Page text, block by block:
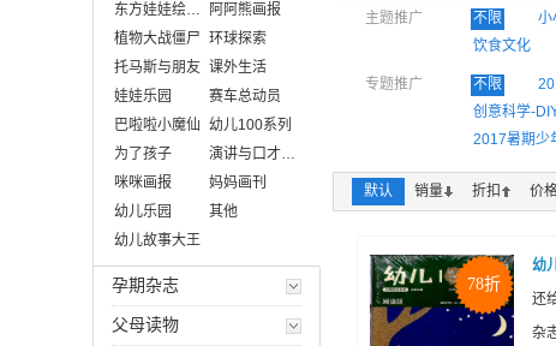
东方娃娃绘本英语
阿阿熊画报
植物大战僵尸 环球探索
托马斯与朋友 课外生活
娃娃乐园
赛车总动员
巴啦啦小魔仙 幼儿100系列
为了孩子
演讲与口才幼儿版
咪咪画报
妈妈画刊
幼儿乐园
其他
幼儿故事大王
孕期杂志
父母读物
主题推广 不限 小
饮食文化
专题推广 不限
创意科学-
2017暑期少
建筑类设计
默认 销量 折扣 价
78折
幼
还
杂